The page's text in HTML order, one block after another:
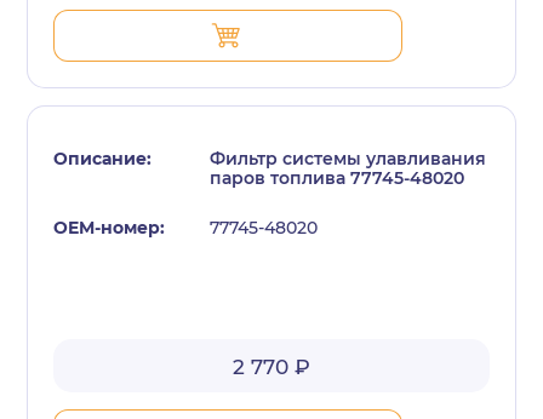
Фильтр системы улавливания
паров топлива 77745-48020
77745-48020
2 770 ₽